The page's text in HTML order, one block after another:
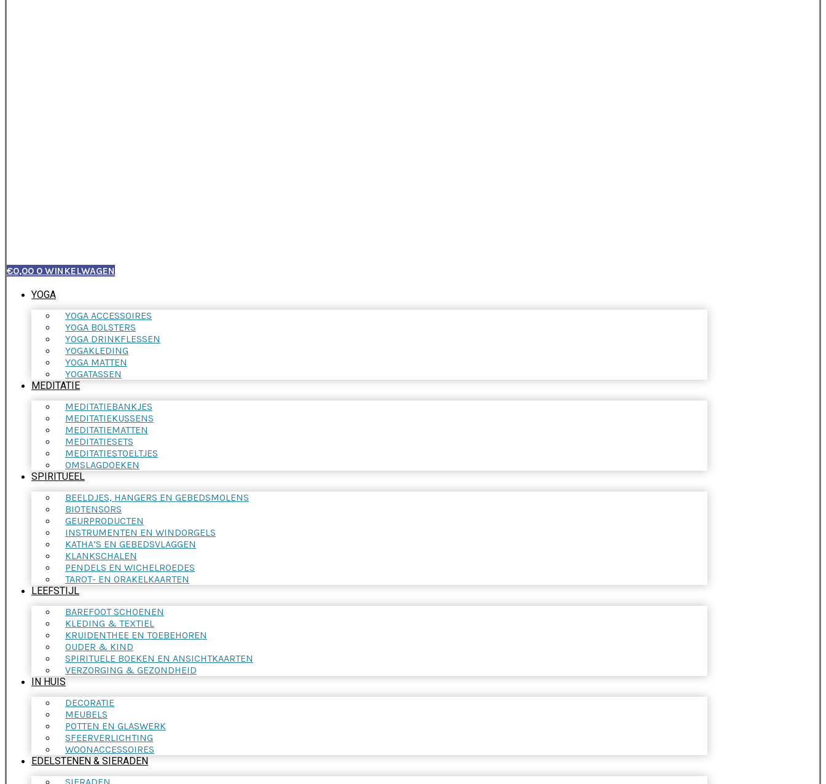
€0,00 0 WINKELWAGEN
YOGA
YOGA ACCESSOIRES
YOGA BOLSTERS
YOGA DRINKFLESSEN
YOGAKLEDING
YOGA MATTEN
YOGATASSEN
MEDITATIE
MEDITATIEBANKJES
MEDITATIEKUSSENS
MEDITATIEMATTEN
MEDITATIESETS
MEDITATIESTOELTJES
OMSLAGDOEKEN
SPIRITUEEL
BEELDJES, HANGERS EN GEBEDSMOLENS
BIOTENSORS
GEURPRODUCTEN
INSTRUMENTEN EN WINDORGELS
KATHA’S EN GEBEDSVLAGGEN
KLANKSCHALEN
PENDELS EN WICHELROEDES
TAROT- EN ORAKELKAARTEN
LEEFSTIJL
BAREFOOT SCHOENEN
KLEDING & TEXTIEL
KRUIDENTHEE EN TOEBEHOREN
OUDER & KIND
SPIRITUELE BOEKEN EN ANSICHTKAARTEN
VERZORGING & GEZONDHEID
IN HUIS
DECORATIE
MEUBELS
POTTEN EN GLASWERK
SFEERVERLICHTING
WOONACCESSOIRES
EDELSTENEN & SIERADEN